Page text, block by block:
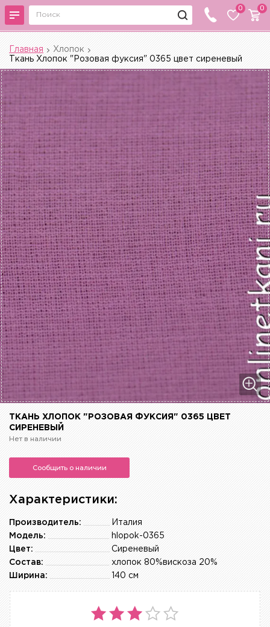
0 0
Главная
Хлопок
Ткань Хлопок "Розовая фуксия" 0365 цвет сиреневый
ТКАНЬ ХЛОПОК "РОЗОВАЯ ФУКСИЯ" 0365 ЦВЕТ
СИРЕНЕВЫЙ
Нет в наличии
Сообщить о наличии
Характеристики:
Италия
Производитель:
hlopok-0365
Модель:
Сиреневый
Цвет:
хлопок 80%вискоза 20%
Состав:
140 см
Ширина: